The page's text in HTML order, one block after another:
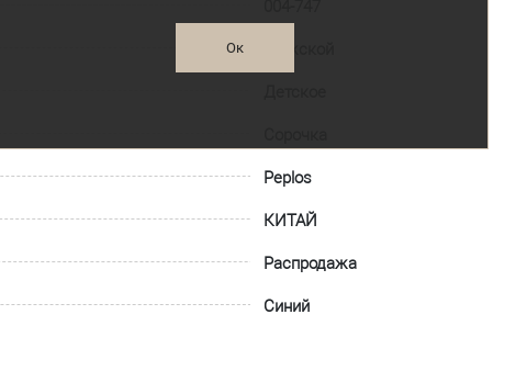
Ок
Peplos
КИТАЙ
Распродажа
Синий